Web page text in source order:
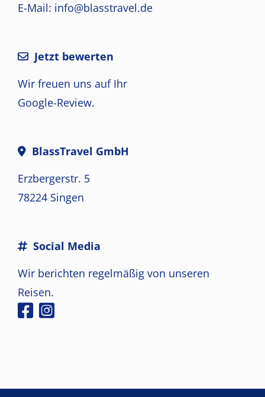
E-Mail: info@blasstravel.de
Jetzt bewerten
Wir freuen uns auf Ihr
Google-Review.
BlassTravel GmbH
Erzbergerstr. 5
78224 Singen
Social Media
Wir berichten regelmäßig von unseren
Reisen.